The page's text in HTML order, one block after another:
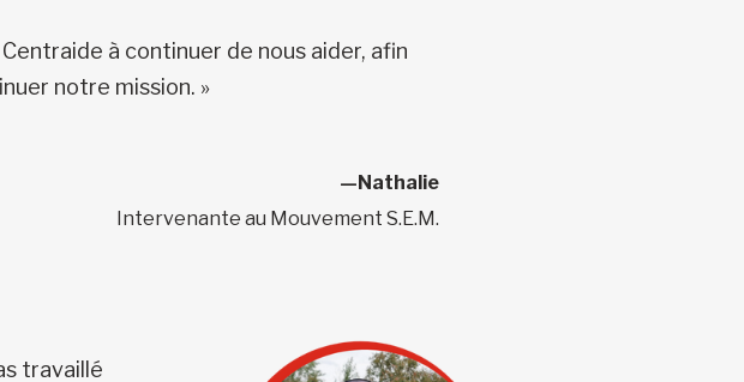
Centraide à continuer de nous aider, afin
notre mission. »
—Nathalie
Intervenante au Mouvement S.E.M.
travaillé